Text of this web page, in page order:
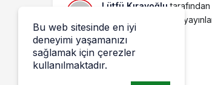
Lütfü Kırayoğlu tarafından
Bu web sitesinde en iyi
deneyimi yaşamanızı
sağlamak için çerezler
kullanılmaktadır.